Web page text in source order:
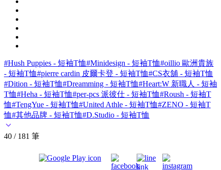
#Hush Puppies - 短袖T恤#Minidesign - 短袖T恤#oillio 歐洲貴族
- 短袖T恤#pierre cardin 皮爾卡登 - 短袖T恤#CS衣舖 - 短袖T恤
#Dition - 短袖T恤#Dreamming - 短袖T恤#Heart:W 新職人 - 短袖
T恤#Heha - 短袖T恤#per-pcs 派彼仕 - 短袖T恤#Roush - 短袖T
恤#TengYue - 短袖T恤#United Athle - 短袖T恤#ZENO - 短袖T
恤#其他品牌 - 短袖T恤#D.Studio - 短袖T恤
40 / 181 筆